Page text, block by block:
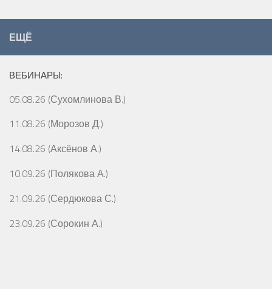
ЕЩЁ
ВЕБИНАРЫ:
05.08.26 (Сухомлинова В.)
11.08.26 (Морозов Д.)
14.08.26 (Аксёнов А.)
10.09.26 (Полякова А.)
21.09.26 (Сердюкова С.)
23.09.26 (Сорокин А.)